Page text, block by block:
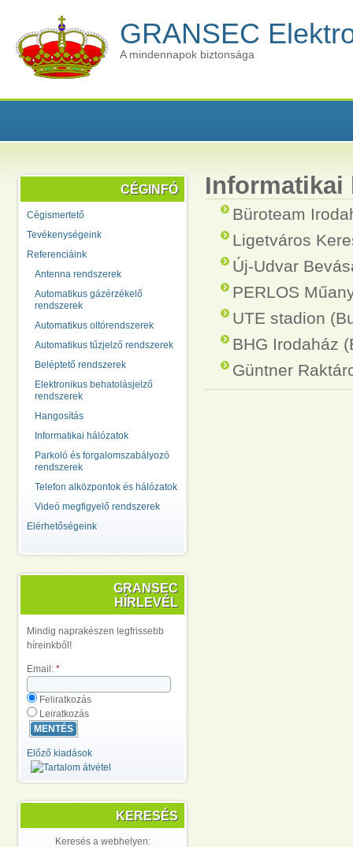
GRANSEC
A mindennapok biztonsága
CÉGINFÓ
Cégismertető
Tevékenységeink
Referenciáink
Antenna rendszerek
Automatikus gázérzékelő
rendszerek
Automatikus oltórendszerek
Automatikus tűzjelző rendszerek
Beléptető rendszerek
Elektronikus behatolásjelző
rendszerek
Hangosítás
Informatikai hálózatok
Parkoló és forgalomszabályozó
rendszerek
Telefon alközpontok és hálózatok
Videó megfigyelő rendszerek
Elérhetőségeink
GRANSEC
HÍRLEVÉL
Mindig naprakészen legfrissebb
híreinkből!
Email: *
Feliratkozás
Leiratkozás
Előző kiadások
KERESÉS
Keresés a webhelyen:
Informatikai
Büroteam
Ligetváros
Új-Udvar
PERLOS
UTE stadion
BHG Irodaház
Güntner